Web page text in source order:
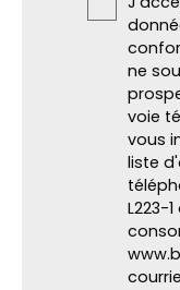
ne
voie
vous
liste
L223-